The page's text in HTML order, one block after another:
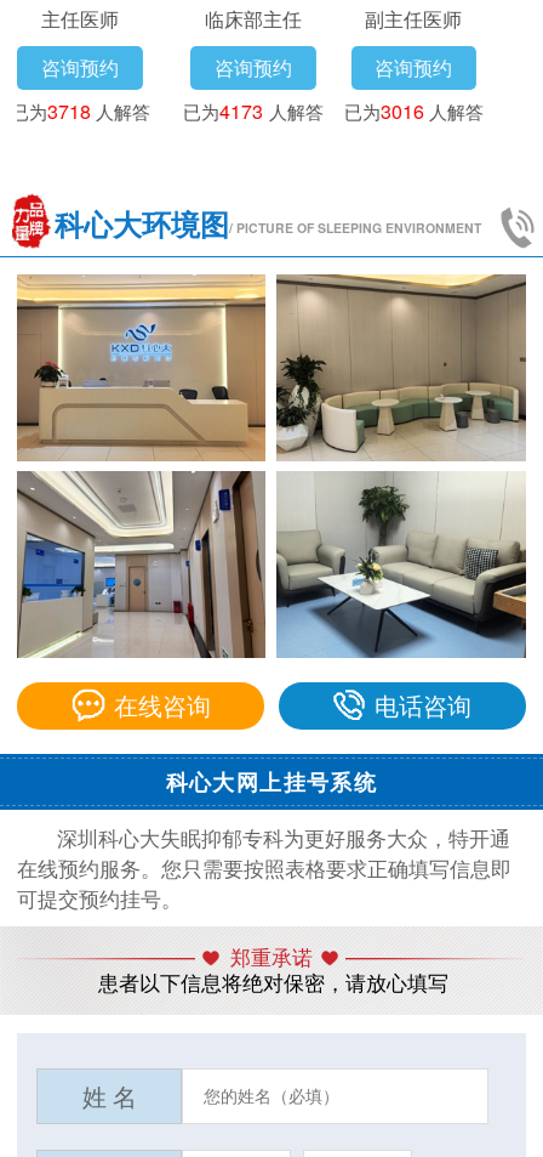
主任医师
咨询预约
已为3718 人解答
临床部主任
咨询预约
已为4173 人解答
副主任医师
咨询预约
已为3016 人解答
科心大环境图/ PICTURE OF SLEEPING ENVIRONMENT
在线咨询 电话咨询
科心大网上挂号系统
深圳科心大失眠抑郁专科为更好服务大众，特开通
在线预约服务。您只需要按照表格要求正确填写信息即
可提交预约挂号。
郑重承诺
患者以下信息将绝对保密，请放心填写
姓 名